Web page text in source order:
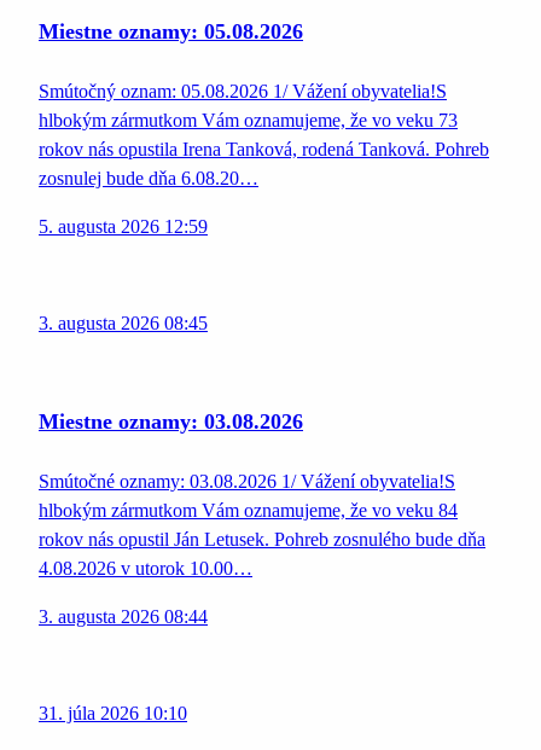
Miestne oznamy: 05.08.2026
Smútočný oznam: 05.08.2026 1/ Vážení obyvatelia!S
hlbokým zármutkom Vám oznamujeme, že vo veku 73
rokov nás opustila Irena Tanková, rodená Tanková. Pohreb
zosnulej bude dňa 6.08.20…
5. augusta 2026 12:59
3. augusta 2026 08:45
Miestne oznamy: 03.08.2026
Smútočné oznamy: 03.08.2026 1/ Vážení obyvatelia!S
hlbokým zármutkom Vám oznamujeme, že vo veku 84
rokov nás opustil Ján Letusek. Pohreb zosnulého bude dňa
4.08.2026 v utorok 10.00…
3. augusta 2026 08:44
31. júla 2026 10:10